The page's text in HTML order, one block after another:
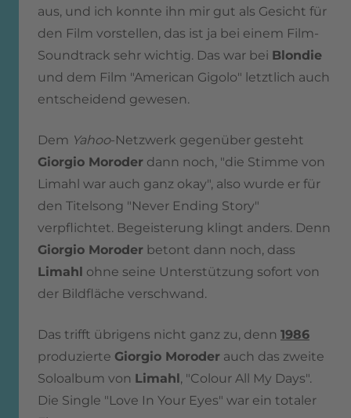
aus, und ich konnte ihn mir gut als Gesicht für
den Film vorstellen, das ist ja bei einem Film-
Soundtrack sehr wichtig. Das war bei Blondie
und dem Film "American Gigolo" letztlich auch
entscheidend gewesen.
Dem Yahoo-Netzwerk gegenüber gesteht
Giorgio Moroder dann noch, "die Stimme von
Limahl war auch ganz okay", also wurde er für
den Titelsong "Never Ending Story"
verpflichtet. Begeisterung klingt anders. Denn
Giorgio Moroder betont dann noch, dass
Limahl ohne seine Unterstützung sofort von
der Bildfläche verschwand.
Das trifft übrigens nicht ganz zu, denn 1986
produzierte Giorgio Moroder auch das zweite
Soloalbum von Limahl, "Colour All My Days".
Die Single "Love In Your Eyes" war ein totaler